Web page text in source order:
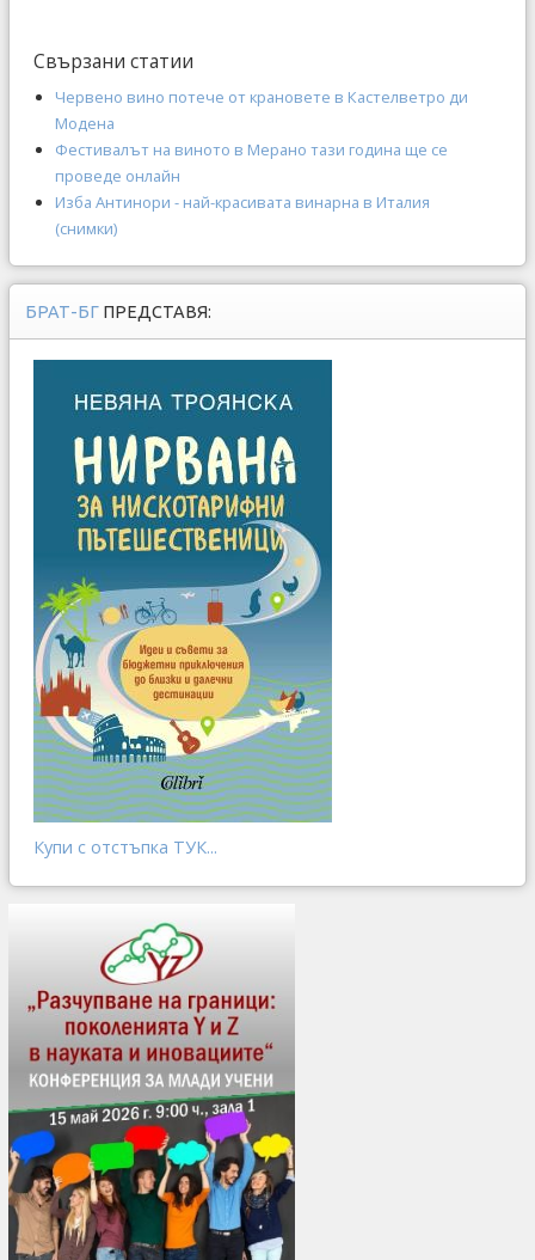
Свързани статии
Червено вино потече от крановете в Кастелветро ди
Модена
Фестивалът на виното в Мерано тази година ще се
проведе онлайн
Изба Антинори - най-красивата винарна в Италия
(снимки)
БРАТ-БГ ПРЕДСТАВЯ:
Купи с отстъпка ТУК...